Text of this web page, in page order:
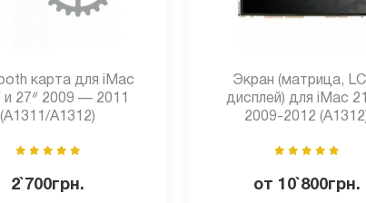
карта для iMac
и 27ᐥ 2009 — 2011
(A1311/A1312)
2`700грн.
Экран (матрица,
дисплей) для iMac
2009-2012
от 10`800грн.